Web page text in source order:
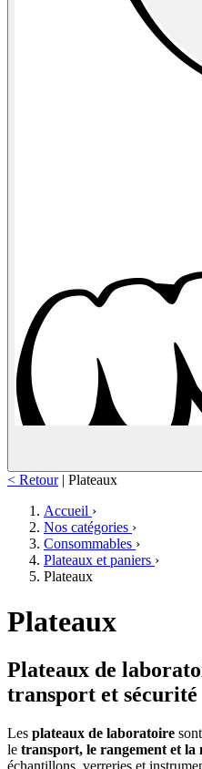
< Retour | Plateaux
Accueil ›
Nos catégories ›
Consommables ›
Plateaux et paniers ›
Plateaux
Plateaux
Plateaux de
transport et
Les plateaux de laboratoire
le transport, le rangement et la